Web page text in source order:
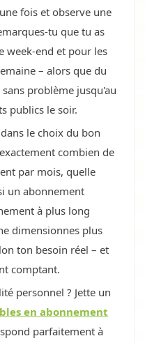
fois et observe une
tu que tu as
week-end et pour les
– alors que du
problème jusqu'au
publics le soir.
le choix du bon
combien de
par mois, quelle
un abonnement
à plus long
dimensionnes plus
ton besoin réel – et
comptant.
personnel ? Jette un
en abonnement
parfaitement à